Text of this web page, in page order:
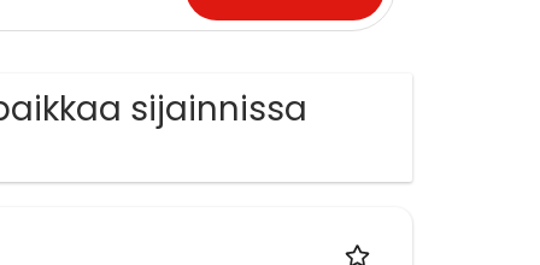
sijainnissa